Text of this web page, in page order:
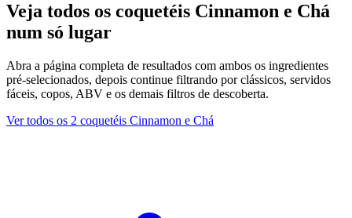
Veja todos os coquetéis Cinnamon e Chá
num só lugar
Abra a página completa de resultados com ambos os ingredientes
pré-selecionados, depois continue filtrando por clássicos, servidos
fáceis, copos, ABV e os demais filtros de descoberta.
Ver todos os 2 coquetéis Cinnamon e Chá